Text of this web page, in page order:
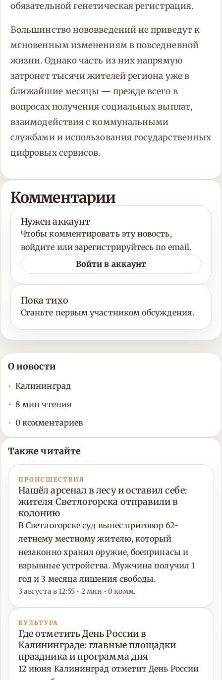
обязательной генетическая регистрация.
Большинство нововведений не приведут к
мгновенным изменениям в повседневной
жизни. Однако часть из них напрямую
затронет тысячи жителей региона уже в
ближайшие месяцы — прежде всего в
вопросах получения социальных выплат,
взаимодействия с коммунальными
службами и использования государственных
цифровых сервисов.
Комментарии
Нужен аккаунт
Чтобы комментировать эту новость,
войдите или зарегистрируйтесь по email.
Войти в аккаунт
Пока тихо
Станьте первым участником обсуждения.
О новости
Калининград
8 мин чтения
0 комментариев
Также читайте
ПРОИСШЕСТВИЯ
Нашёл арсенал в лесу и оставил себе:
жителя Светлогорска отправили в
колонию
В Светлогорске суд вынес приговор 62-
летнему местному жителю, который
незаконно хранил оружие, боеприпасы и
взрывные устройства. Мужчина получил 1
год и 3 месяца лишения свободы.
3 августа в 12:55 • 2 мин • 0 комм.
КУЛЬТУРА
Где отметить День России в
Калининграде: главные площадки
праздника и программа дня
12 июня Калининград отметит День России